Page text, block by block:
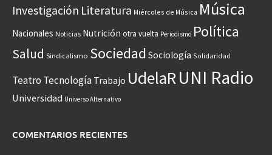
Investigación Literatura Miércoles de Música Música
Nacionales Noticias Nutrición otra vuelta Periodismo Política
Salud Sindicalismo Sociedad Sociología Solidaridad
Teatro Tecnología Trabajo UdelaRUNI Radio
Universidad Universo Alternativo
COMENTARIOS RECIENTES